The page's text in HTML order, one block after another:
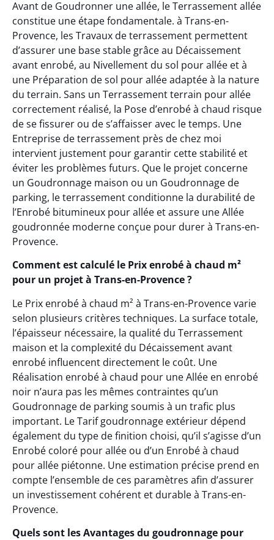
Avant de Goudronner une allée, le Terrassement allée
constitue une étape fondamentale. à Trans-en-
Provence, les Travaux de terrassement permettent
d’assurer une base stable grâce au Décaissement
avant enrobé, au Nivellement du sol pour allée et à
une Préparation de sol pour allée adaptée à la nature
du terrain. Sans un Terrassement terrain pour allée
correctement réalisé, la Pose d’enrobé à chaud risque
de se fissurer ou de s’affaisser avec le temps. Une
Entreprise de terrassement près de chez moi
intervient justement pour garantir cette stabilité et
éviter les problèmes futurs. Que le projet concerne
un Goudronnage maison ou un Goudronnage de
parking, le terrassement conditionne la durabilité de
l’Enrobé bitumineux pour allée et assure une Allée
goudronnée moderne conçue pour durer à Trans-en-
Provence.
Comment est calculé le Prix enrobé à chaud m²
pour un projet à Trans-en-Provence ?
Le Prix enrobé à chaud m² à Trans-en-Provence varie
selon plusieurs critères techniques. La surface totale,
l’épaisseur nécessaire, la qualité du Terrassement
maison et la complexité du Décaissement avant
enrobé influencent directement le coût. Une
Réalisation enrobé à chaud pour une Allée en enrobé
noir n’aura pas les mêmes contraintes qu’un
Goudronnage de parking soumis à un trafic plus
important. Le Tarif goudronnage extérieur dépend
également du type de finition choisi, qu’il s’agisse d’un
Enrobé coloré pour allée ou d’un Enrobé à chaud
pour allée piétonne. Une estimation précise prend en
compte l’ensemble de ces paramètres afin d’assurer
un investissement cohérent et durable à Trans-en-
Provence.
Quels sont les Avantages du goudronnage pour